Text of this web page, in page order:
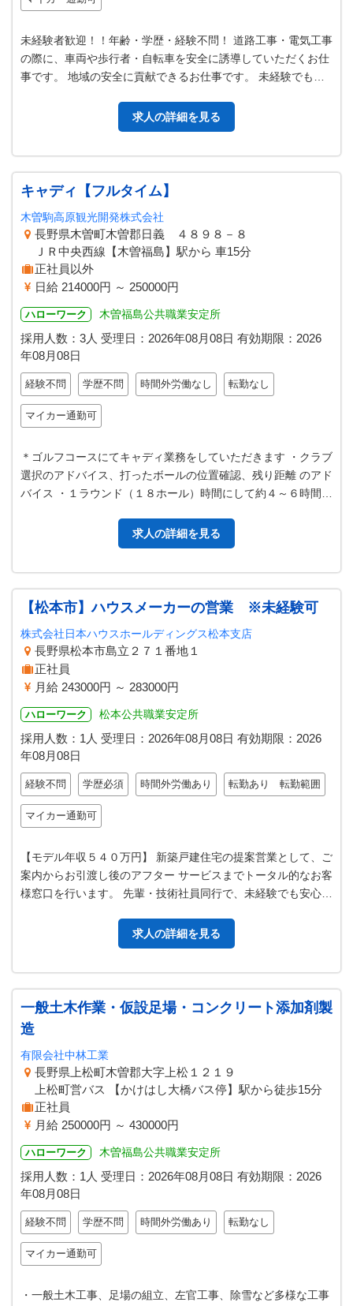
未経験者歓迎！！年齢・学歴・経験不問！ 道路工事・電気工事
の際に、車両や歩行者・自転車を安全に誘導していただくお仕
事です。 地域の安全に貢献できるお仕事です。 未経験でも入
求人の詳細を見る
キャディ【フルタイム】
木曽駒高原観光開発株式会社
長野県木曽町木曽郡日義 ４８９８－８
ＪＲ中央西線【木曽福島】駅から 車15分
正社員以外
日給 214000円 ～ 250000円
ハローワーク 木曽福島公共職業安定所
採用人数：3人 受理日： 2026年08月08日 有効期限： 2026
年08月08日
経験不問 学歴不問 時間外労働なし 転勤なし
マイカー通勤可
＊ゴルフコースにてキャディ業務をしていただきます ・クラブ
選択のアドバイス、打ったボールの位置確認、残り距離 のアド
バイス ・１ラウンド（１８ホール）時間にして約４～６時間お
求人の詳細を見る
【松本市】ハウスメーカーの営業 ※未経験可
株式会社日本ハウスホールディングス松本支店
長野県松本市島立２７１番地１
正社員
月給 243000円 ～ 283000円
ハローワーク 松本公共職業安定所
採用人数：1人 受理日： 2026年08月08日 有効期限： 2026
年08月08日
経験不問 学歴必須 時間外労働あり 転勤あり 転勤範囲
マイカー通勤可
【モデル年収５４０万円】 新築戸建住宅の提案営業として、ご
案内からお引渡し後のアフター サービスまでトータル的なお客
様窓口を行います。 先輩・技術社員同行で、未経験でも安心し
求人の詳細を見る
一般土木作業・仮設足場・コンクリート添加剤製
造
有限会社中林工業
長野県上松町木曽郡大字上松１２１９
上松町営バス 【かけはし大橋バス停】駅から徒歩15分
正社員
月給 250000円 ～ 430000円
ハローワーク 木曽福島公共職業安定所
採用人数：1人 受理日： 2026年08月08日 有効期限： 2026
年08月08日
経験不問 学歴不問 時間外労働あり 転勤なし
マイカー通勤可
・一般土木工事、足場の組立、左官工事、除雪など多様な工事